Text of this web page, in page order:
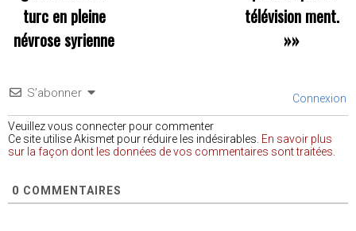
turc en pleine
névrose syrienne
télévision ment.
»»
S’abonner Connexion
Veuillez vous connecter pour commenter
Ce site utilise Akismet pour réduire les indésirables. En savoir plus
sur la façon dont les données de vos commentaires sont traitées
0 COMMENTAIRES